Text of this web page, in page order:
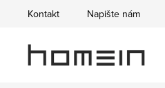
obsah
Kontakt Napište nám